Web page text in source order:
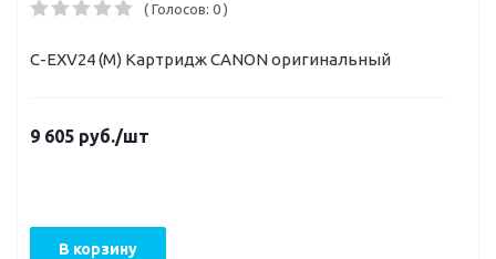
( Голосов: 0 )
C-EXV24 (M) Картридж CANON оригинальный
9 605 руб./шт
В корзину